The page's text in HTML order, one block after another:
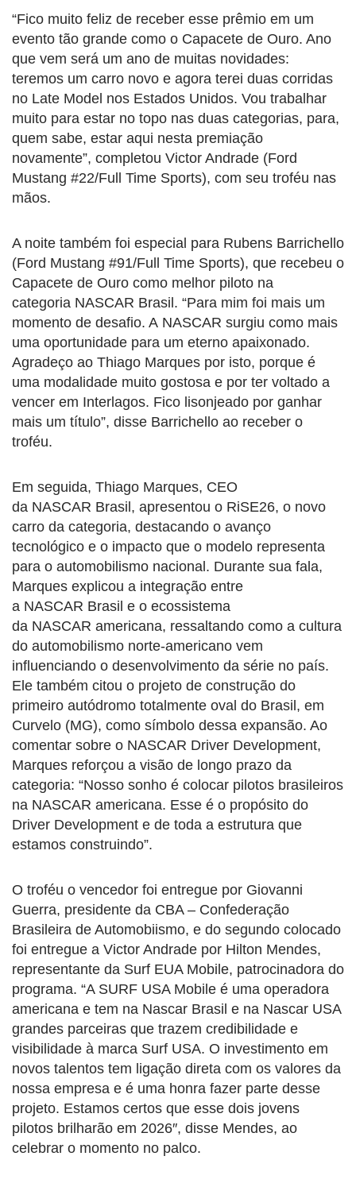
“Fico muito feliz de receber esse prêmio em um
evento tão grande como o Capacete de Ouro. Ano
que vem será um ano de muitas novidades:
teremos um carro novo e agora terei duas corridas
no Late Model nos Estados Unidos. Vou trabalhar
muito para estar no topo nas duas categorias, para,
quem sabe, estar aqui nesta premiação
novamente”, completou Victor Andrade (Ford
Mustang #22/Full Time Sports), com seu troféu nas
mãos.
A noite também foi especial para Rubens Barrichello
(Ford Mustang #91/Full Time Sports), que recebeu o
Capacete de Ouro como melhor piloto na
categoria NASCAR Brasil. “Para mim foi mais um
momento de desafio. A NASCAR surgiu como mais
uma oportunidade para um eterno apaixonado.
Agradeço ao Thiago Marques por isto, porque é
uma modalidade muito gostosa e por ter voltado a
vencer em Interlagos. Fico lisonjeado por ganhar
mais um título”, disse Barrichello ao receber o
troféu.
Em seguida, Thiago Marques, CEO
da NASCAR Brasil, apresentou o RiSE26, o novo
carro da categoria, destacando o avanço
tecnológico e o impacto que o modelo representa
para o automobilismo nacional. Durante sua fala,
Marques explicou a integração entre
a NASCAR Brasil e o ecossistema
da NASCAR americana, ressaltando como a cultura
do automobilismo norte-americano vem
influenciando o desenvolvimento da série no país.
Ele também citou o projeto de construção do
primeiro autódromo totalmente oval do Brasil, em
Curvelo (MG), como símbolo dessa expansão. Ao
comentar sobre o NASCAR Driver Development,
Marques reforçou a visão de longo prazo da
categoria: “Nosso sonho é colocar pilotos brasileiros
na NASCAR americana. Esse é o propósito do
Driver Development e de toda a estrutura que
estamos construindo”.
O troféu o vencedor foi entregue por Giovanni
Guerra, presidente da CBA – Confederação
Brasileira de Automobiismo, e do segundo colocado
foi entregue a Victor Andrade por Hilton Mendes,
representante da Surf EUA Mobile, patrocinadora do
programa. “A SURF USA Mobile é uma operadora
americana e tem na Nascar Brasil e na Nascar USA
grandes parceiras que trazem credibilidade e
visibilidade à marca Surf USA. O investimento em
novos talentos tem ligação direta com os valores da
nossa empresa e é uma honra fazer parte desse
projeto. Estamos certos que esse dois jovens
pilotos brilharão em 2026″, disse Mendes, ao
celebrar o momento no palco.